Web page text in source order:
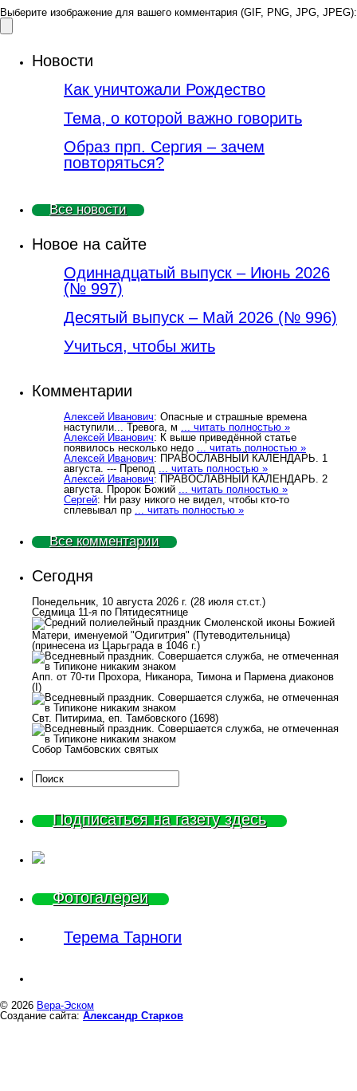
Выберите изображение для вашего комментария (GIF, PNG, JPG, JPEG):
Новости
Как уничтожали Рождество
Тема, о которой важно говорить
Образ прп. Сергия – зачем
повторяться?
Все новости
Новое на сайте
Одиннадцатый выпуск – Июнь 2026
(№ 997)
Деcятый выпуск – Май 2026 (№ 996)
Учиться, чтобы жить
Комментарии
Алексей Иванович: Опасные и страшные времена
наступили... Тревога, м ... читать полностью »
Алексей Иванович: К выше приведённой статье
появилось несколько недо ... читать полностью »
Алексей Иванович: ПРАВОСЛАВНЫЙ КАЛЕНДАРЬ. 1
августа. --- Препод ... читать полностью »
Алексей Иванович: ПРАВОСЛАВНЫЙ КАЛЕНДАРЬ. 2
августа. Пророк Божий ... читать полностью »
Сергей: Ни разу никого не видел, чтобы кто-то
сплевывал пр ... читать полностью »
Все комментарии
Сегодня
Понедельник, 10 августа 2026 г. (28 июля ст.ст.)
Седмица 11-я по Пятидесятнице
Смоленской иконы Божией
Матери, именуемой "Одигитрия" (Путеводительница)
(принесена из Царьграда в 1046 г.)
Апп. от 70-ти Прохора, Никанора, Тимона и Пармена диаконов
(I)
Свт. Питирима, еп. Тамбовского (1698)
Собор Тамбовских святых
Подписаться на газету здесь
Фотогалереи
Терема Тарноги
© 2026 Вера-Эском
Создание сайта: Александр Старков